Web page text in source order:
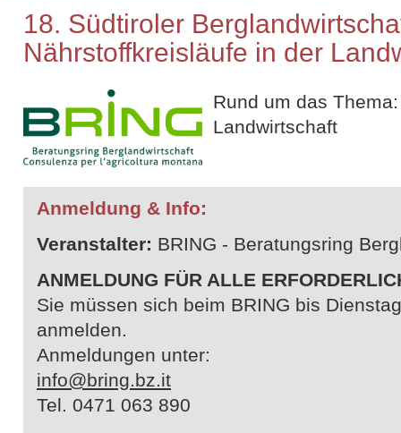
18. Südtiroler
Nährstoffkreisläufe in der
Rund um das
Landwirtschaft
Anmeldung & Info:
Veranstalter: BRING - Beratungsring
ANMELDUNG FÜR ALLE
Sie müssen sich beim BRING bis
anmelden.
Anmeldungen unter:
info@bring.bz.it
Tel. 0471 063 890